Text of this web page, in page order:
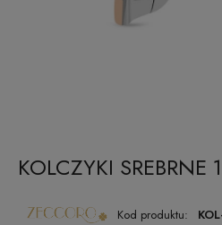
KOLCZYKI SREBRNE
Kod produktu: